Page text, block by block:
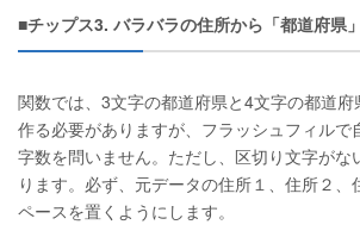
■チップス3. バラバラの住所から「都道府県
関数では、3文字の都道府県と4文字の都道
作る必要がありますが、フラッシュフィルで
字数を問いません。ただし、区切り文字がな
ります。必ず、元データの住所１、住所２、
ペースを置くようにします。